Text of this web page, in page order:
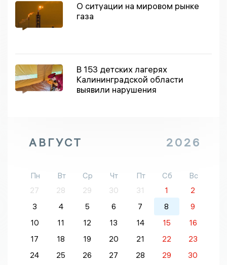
О ситуации на мировом рынке
газа
В 153 детских лагерях
Калининградской области
выявили нарушения
АВГУСТ 2026
Пн Вт Ср Чт Пт Сб
Вс
27
28 29 30 31 1
2
3
4 5 6 7 8
9
10
11 12 13 14 15
16
17
18 19 20 21 22
23
24
25 26 27 28 29
30